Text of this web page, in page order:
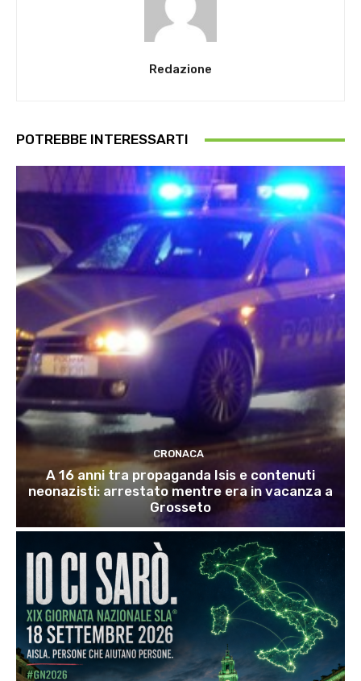
Redazione
POTREBBE INTERESSARTI
CRONACA
A 16 anni tra propaganda Isis e contenuti
neonazisti: arrestato mentre era in vacanza a
Grosseto